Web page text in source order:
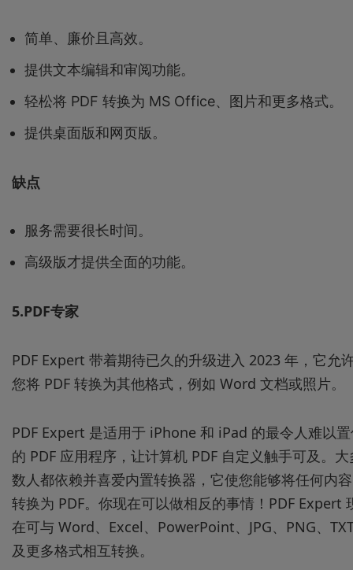
简单、廉价且高效。
提供文本编辑和审阅功能。
轻松将 PDF 转换为 MS Office、图片和更多格式。
提供桌面版和网页版。
缺点
服务需要很长时间。
高级版才提供全面的功能。
5.PDF专家
PDF Expert 带着期待已久的升级进入 2023 年，它允
您将 PDF 转换为其他格式，例如 Word 文档或照片。
PDF Expert 是适用于 iPhone 和 iPad 的最令人难以
的 PDF 应用程序，让计算机 PDF 自定义触手可及。大
数人都依赖并喜爱内置转换器，它使您能够将任何内容
转换为 PDF。你现在可以做相反的事情！PDF Expert
在可与 Word、Excel、PowerPoint、JPG、PNG、
及更多格式相互转换。